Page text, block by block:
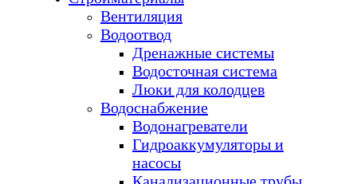
Вентиляция
Водоотвод
Дренажные системы
Водосточная система
Люки для колодцев
Водоснабжение
Водонагреватели
Гидроаккумуляторы и
насосы